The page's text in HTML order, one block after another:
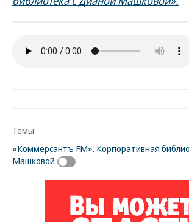
Темы:
«Коммерсантъ FM». Корпоративная
Машковой